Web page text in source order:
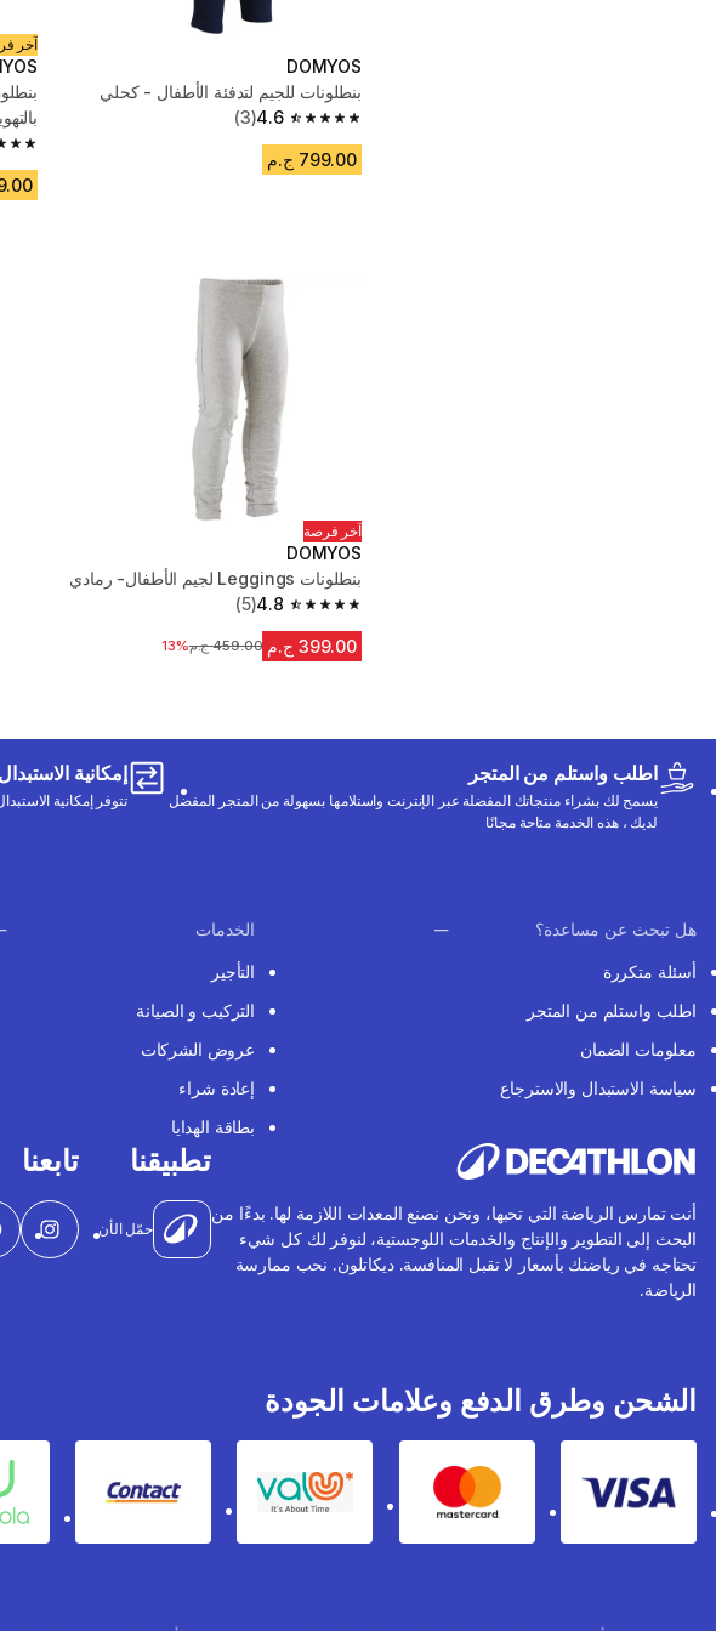
DOMYOS
بنطلونات للجيم لتدفئة الأطفال - كحلي
4.6
4.6 out of 5 stars from 3 reviews
(3)
799.00 ج.م
آخر
4.7 out of 5 stars from 136 reviews
آخر فرصة
DOMYOS
بنطلونات Leggings لجيم الأطفال- رمادي
4.8
4.8 out of 5 stars from 5 reviews
(5)
399.00 ج.م السعر قبل التخفيض
459.00 ج.م 13%
اطلب واستلم من المتجر
يسمح لك بشراء منتجاتك المفضلة عبر الإنترنت واستلامها بسهولة من المتجر المفضل
لديك ، هذه الخدمة متاحة مجانًا
إمكانية
تتوفر إمكانية الاستبدال
هل تبحث عن مساعدة؟
أسئلة متكررة
اطلب واستلم من المتجر
معلومات الضمان
سياسة الاستبدال والاسترجاع
الخدمات
التأجير
التركيب و الصيانة
عروض الشركات
إعادة شراء
بطاقة الهدايا
أنت تمارس الرياضة التي تحبها، ونحن نصنع المعدات اللازمة لها. بدءًا من
البحث إلى التطوير والإنتاج والخدمات اللوجستية، لنوفر لك كل شيء
تحتاجه في رياضتك بأسعار لا تقبل المنافسة. ديكاتلون. نحب ممارسة
الرياضة.
تطبيقنا
حمّل الأن
تابعنا
الشحن وطرق الدفع وعلامات الجودة
Visa
Mastercard
Valu
Contact